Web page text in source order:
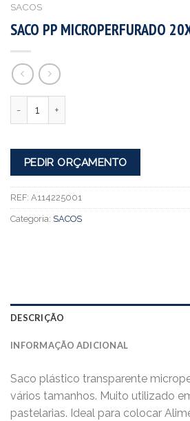
SACOS
SACO PP MICROPERFURADO
PEDIR ORÇAMENTO
REF: A114225001
Categoria: SACOS
DESCRIÇÃO
INFORMAÇÃO ADICIONAL
Saco plástico transparente
vários tamanhos. Muito utilizado
pastelarias. Ideal para colocar